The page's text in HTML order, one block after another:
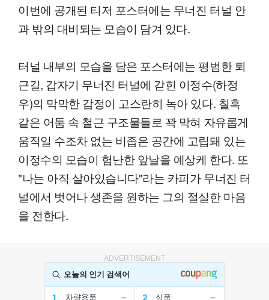
이번에 공개된 티저 포스터에는 무너진 터널 안
과 밖의 대비되는 모습이 담겨 있다.
터널 내부의 모습을 담은 포스터에는 평범한 퇴
근길, 갑자기 무너진 터널에 갇힌 이정수(하정
우)의 막막한 감정이 고스란히 녹아 있다. 칠흑
같은 어둠 속 철근 구조물들로 꽉 막혀 자유롭게
움직일 수조차 없는 비좁은 공간에 고립돼 있는
이정수의 모습이 험난한 앞날을 예상케 한다. 또
"나는 아직 살아있습니다"라는 카피가 무너진 터
널에서 벗어나 생존을 원하는 그의 절실한 마음
을 전한다.
ADVERTISEMENT